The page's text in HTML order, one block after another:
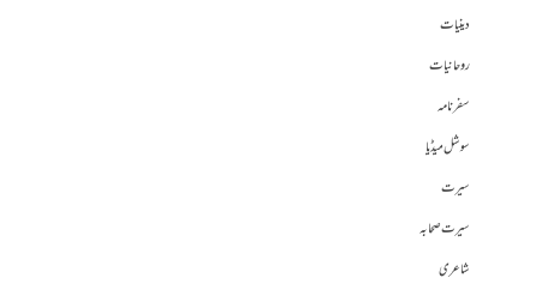
دینیات
روحانیات
سفرنامہ
سوشل میڈیا
سیرت
سیرت صحابہ
شاعری